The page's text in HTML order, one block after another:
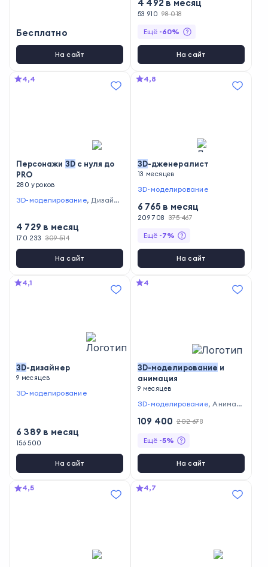
Бесплатно
На сайт
4 492 в месяц
53 910 98 018
Ещё -60%
На сайт
4,4
Персонажи 3Dс нуля до
PRO
280 уроков
3D-моделирование, Дизайн
4 729 в месяц
170 233 309 514
На сайт
4,8
3D-дженералист
13 месяцев
3D-моделирование
6 765 в месяц
209 708 375 467
Ещё -7%
На сайт
4,1
3D-дизайнер
9 месяцев
3D-моделирование
6 389 в месяц
156 500
На сайт
4
3D-моделирование и
анимация
9 месяцев
3D-моделирование,Анимац
109 400 202 678
Ещё -5%
На сайт
4,5 4,7